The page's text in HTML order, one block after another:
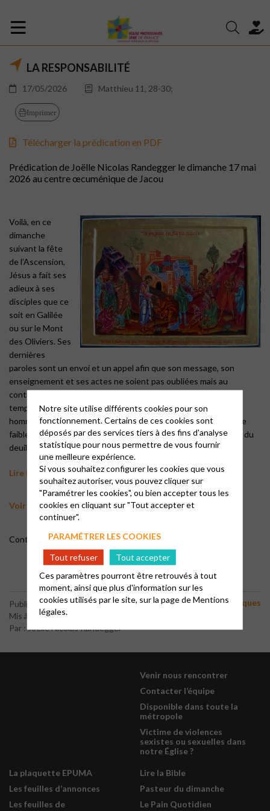
LA RESPONSABILITÉ
17/05/2026 Matthieu 11, 28-30;
Imprimer
Télécharger la prédication en PDF
Prédication de Joëlle Nicolas Randegger le dimanche 17 mai
2026 au centre œcuménique de Jacou
Voilà, en ce
dimanche
suivant la fête
de l’Ascension,
Jésus a fait ses
adieux à ses
disciples que ce
soit en Galilée
ou sur le Mont
des Oliviers. Ses
dernières
paroles sont un envoi et un appel afin que son message, son
enseignement et ses actes ne soient pas oubliées mais au
contraire parviennent jusqu’aux extrémités du monde et des
temps. Mais n’est-ce pas une tâche impossible confiée à ces
hommes et ces femmes ayant durant la Passion montré tant de
faiblesses : abandon, trahison, peur, doutes, et encore affligés du
deuil de leur Maître bien aimé ?
Lire la prédication
Voir l’icone en grand
Contact : Joëlle Nicolas Randegger
Publié le 22/05/2026
Mis à jour 22/05/2026
Par : Joëlle Nicolas Randegger
Pâques
Venir nous rencontrer
Contacter l’équipe
Disponible dans toute la
métropole
Victime de violences
sexistes ou sexuelles dans
notre Église ?
La plaquette EPUMA
Les feuilles d’annonces
Les feuilles de
Lire la Bible
Pasteur du dimanche
Le Pain Quotidien
Notre site utilise différents cookies pour son
fonctionnement. Certains de ces cookies sont
déposés par des services tiers à des fins d'analyse
statistique pour nous permettre de vous fournir
une meilleure expérience.
Si vous souhaitez configurer les cookies que vous
souhaitez autoriser, vous pouvez cliquer sur
"Paramétrer les cookies", ou bien accepter tous les
cookies en cliquant sur "Tout accepter et
continuer".
PARAMÉTRER LES COOKIES
Tout refuser
Tout accepter
Ces paramètres pourront être retrouvés à tout
moment, ainsi que plus d'information sur les
cookies utilisés par le site, sur la page deMentions
légales.